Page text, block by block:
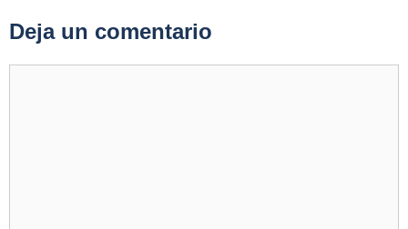
Deja un comentario